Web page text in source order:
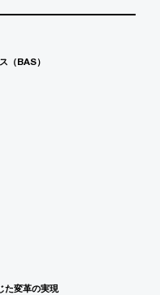
（BAS）
変革の実現